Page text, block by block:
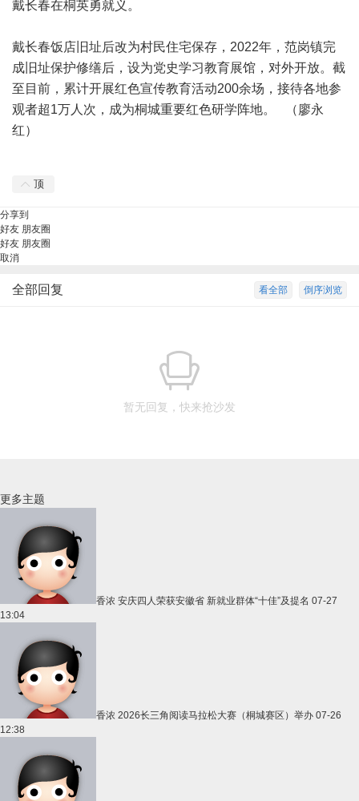
戴长春在桐英勇就义。
戴长春饭店旧址后改为村民住宅保存，2022年，范岗镇完
成旧址保护修缮后，设为党史学习教育展馆，对外开放。截
至目前，累计开展红色宣传教育活动200余场，接待各地参
观者超1万人次，成为桐城重要红色研学阵地。 （廖永
红）
顶
分享到
好友 朋友圈
好友 朋友圈
取消
倒序浏览
看全部
全部回复
暂无回复，快来抢沙发
更多主题
香浓 安庆四人荣获安徽省 新就业群体“十佳”及提名 07-27
13:04
香浓 2026长三角阅读马拉松大赛（桐城赛区）举办 07-26
12:38